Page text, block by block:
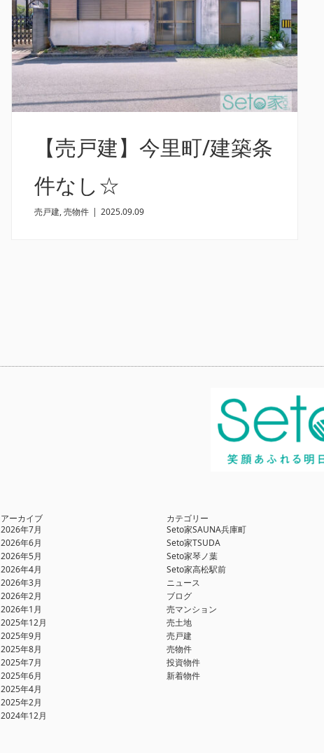
【売戸建】今里町/建築条
件なし☆
売戸建,売物件 | 2025.09.09
アーカイブ
2026年7月
2026年6月
2026年5月
2026年4月
2026年3月
2026年2月
2026年1月
2025年12月
2025年9月
2025年8月
2025年7月
2025年6月
2025年4月
2025年2月
2024年12月
カテゴリー
Seto家SAUNA兵庫町
Seto家TSUDA
Seto家琴ノ葉
Seto家高松駅前
ニュース
ブログ
売マンション
売土地
売戸建
売物件
投資物件
新着物件